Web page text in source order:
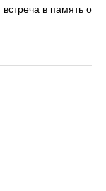
в память о